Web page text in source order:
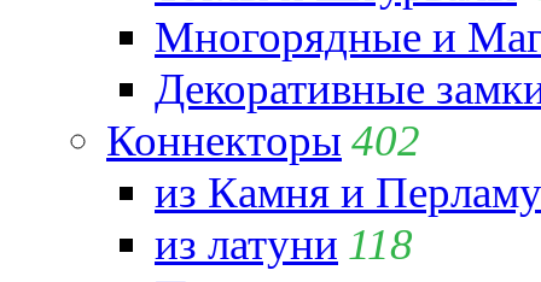
Многорядные и
Декоративные
Коннекторы 402
из Камня и
из латуни 118